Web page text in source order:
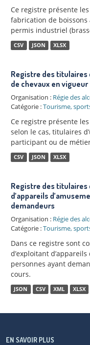
Ce registre présente
fabrication de boissons
permis industriel
CSV JSON XLSX
Registre des titulaires
de chevaux en vigueur
Organisation : Régie des
Catégorie :Tourisme,
Ce registre présente
selon le cas, titulaires
participant ou de
CSV JSON XLSX
Registre des titulaires
d’appareils
demandeurs
Organisation : Régie des
Catégorie :Tourisme,
Dans ce registre sont
d’exploitant
personnes ayant
cours.
JSON CSV XML XLSX
EN SAVOIR PLUS